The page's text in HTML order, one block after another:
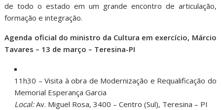
de todo o estado em um grande encontro de articulação,
formação e integração.
Agenda oficial do ministro da Cultura em exercício, Márcio
Tavares – 13 de março – Teresina-PI
11h30 – Visita à obra de Modernização e Requalificação do
Memorial Esperança Garcia
Local:Av. Miguel Rosa, 3400 – Centro (Sul), Teresina – PI